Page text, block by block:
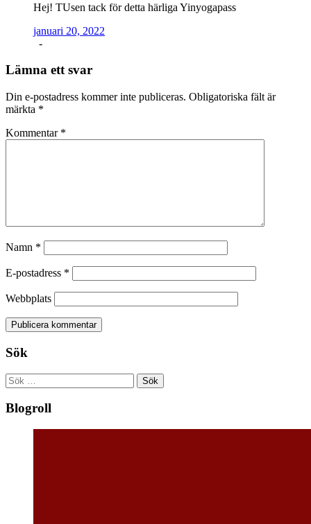
Hej! TUsen tack för detta härliga Yinyogapass
januari 20, 2022
-
Lämna ett svar
Din e-postadress kommer inte publiceras. Obligatoriska fält är
märkta *
Kommentar *
Namn *
E-postadress *
Webbplats
Sök
Sök
efter:
Blogroll